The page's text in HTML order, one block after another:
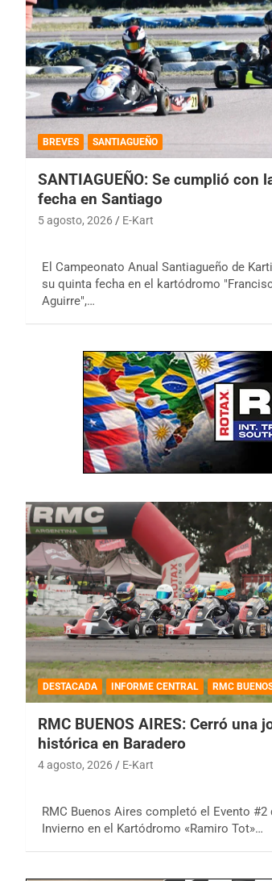
BREVES SANTIAGUEÑO
SANTIAGUEÑO: Se cumplió con
fecha en Santiago
5 agosto, 2026 E-Kart
El Campeonato Anual Santiagueño de
su quinta fecha en el kartódromo
Aguirre",…
DESTACADA INFORME CENTRAL RMC
RMC BUENOS AIRES: Cerró una
histórica en Baradero
4 agosto, 2026 E-Kart
RMC Buenos Aires completó el Evento #2
Invierno en el Kartódromo «Ramiro Tot»…